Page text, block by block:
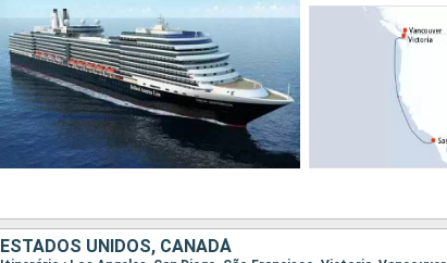
ESTADOS UNIDOS, CANADÁ